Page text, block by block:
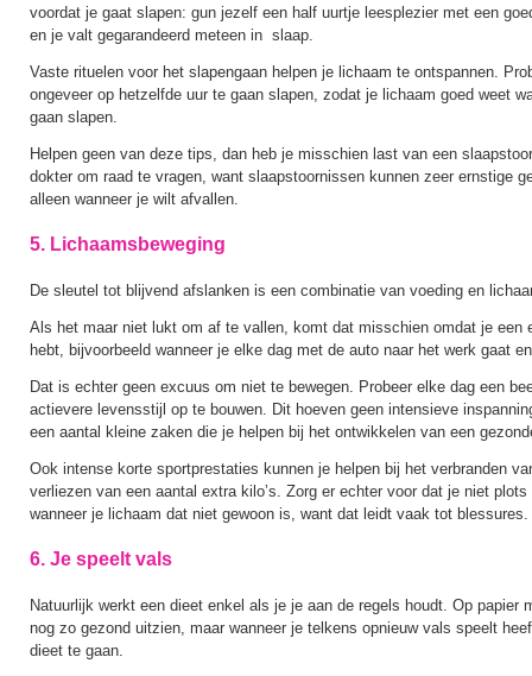
voordat je gaat slapen: gun jezelf een half uurtje leesplezier met een
en je valt gegarandeerd meteen in slaap.
Vaste rituelen voor het slapengaan helpen je lichaam te ontspannen.
ongeveer op hetzelfde uur te gaan slapen, zodat je lichaam goed weet
gaan slapen.
Helpen geen van deze tips, dan heb je misschien last van een
dokter om raad te vragen, want slaapstoornissen kunnen zeer ernstige
alleen wanneer je wilt afvallen.
5. Lichaamsbeweging
De sleutel tot blijvend afslanken is een combinatie van voeding en
Als het maar niet lukt om af te vallen, komt dat misschien omdat je een
hebt, bijvoorbeeld wanneer je elke dag met de auto naar het werk gaat
Dat is echter geen excuus om niet te bewegen. Probeer elke dag een
actievere levensstijl op te bouwen. Dit hoeven geen intensieve
een aantal kleine zaken die je helpen bij het ontwikkelen van een
Ook intense korte sportprestaties kunnen je helpen bij het verbranden
verliezen van een aantal extra kilo’s. Zorg er echter voor dat je niet
wanneer je lichaam dat niet gewoon is, want dat leidt vaak tot blessures.
6. Je speelt vals
Natuurlijk werkt een dieet enkel als je je aan de regels houdt. Op papier
nog zo gezond uitzien, maar wanneer je telkens opnieuw vals speelt
dieet te gaan.